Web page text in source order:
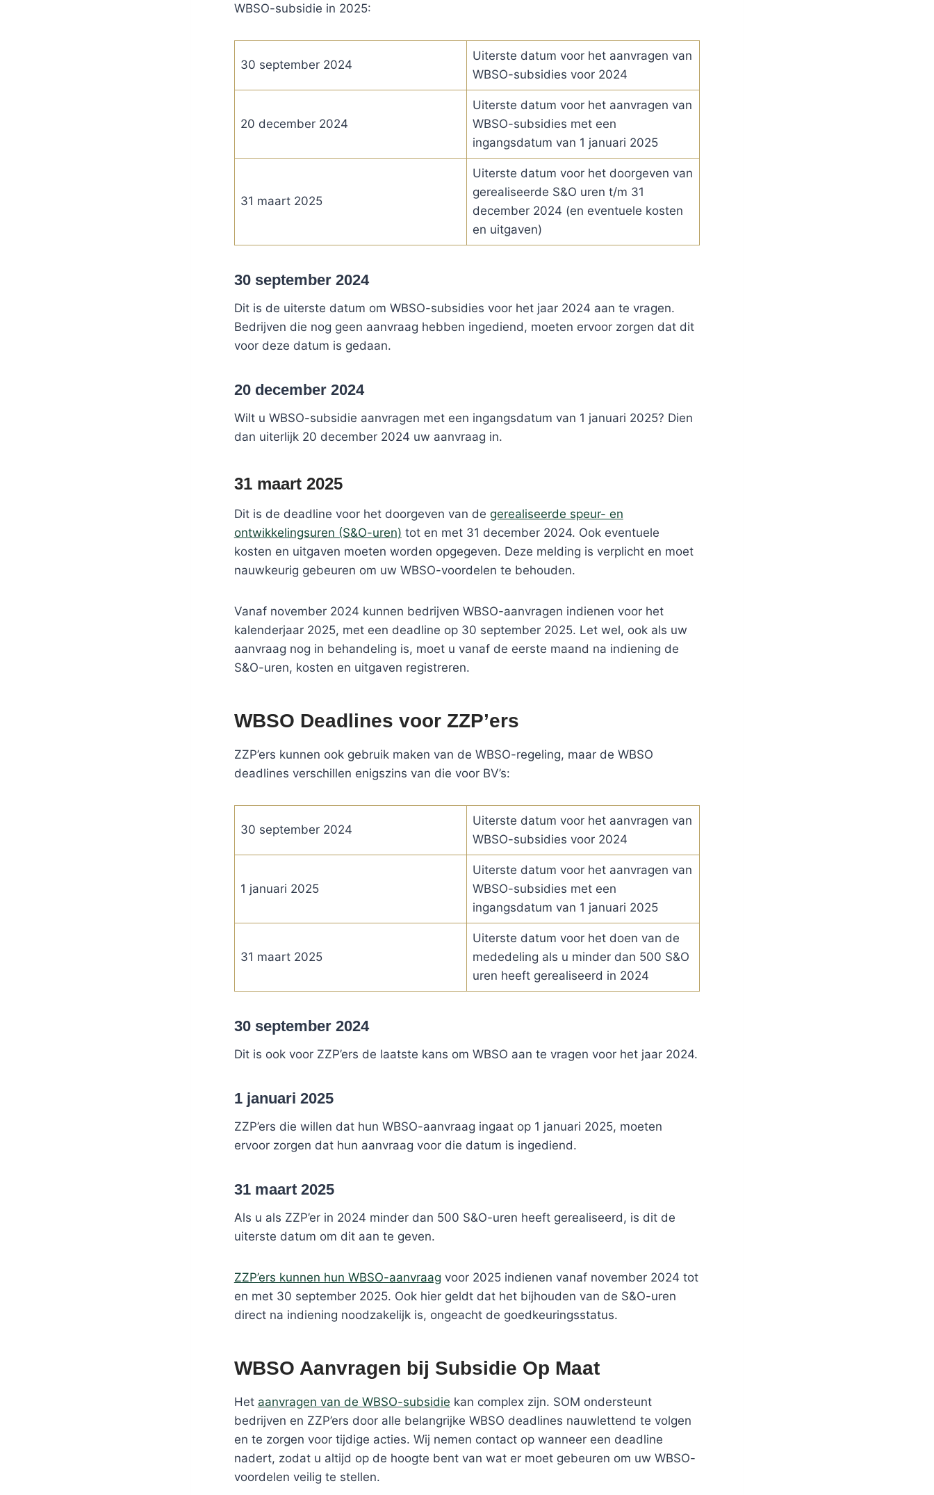
WBSO-subsidie in 2025:
30 september 2024
Uiterste datum voor het aanvragen van
WBSO-subsidies voor 2024
20 december 2024
Uiterste datum voor het aanvragen van
WBSO-subsidies met een
ingangsdatum van 1 januari 2025
31 maart 2025
Uiterste datum voor het doorgeven van
gerealiseerde S&O uren t/m 31
december 2024 (en eventuele kosten
en uitgaven)
30 september 2024
Dit is de uiterste datum om WBSO-subsidies voor het jaar 2024 aan te vragen.
Bedrijven die nog geen aanvraag hebben ingediend, moeten ervoor zorgen dat dit
voor deze datum is gedaan.
20 december 2024
Wilt u WBSO-subsidie aanvragen met een ingangsdatum van 1 januari 2025? Dien
dan uiterlijk 20 december 2024 uw aanvraag in.
31 maart 2025
Dit is de deadline voor het doorgeven van de gerealiseerde speur- en
ontwikkelingsuren (S&O-uren) tot en met 31 december 2024. Ook eventuele
kosten en uitgaven moeten worden opgegeven. Deze melding is verplicht en moet
nauwkeurig gebeuren om uw WBSO-voordelen te behouden.
Vanaf november 2024 kunnen bedrijven WBSO-aanvragen indienen voor het
kalenderjaar 2025, met een deadline op 30 september 2025. Let wel, ook als uw
aanvraag nog in behandeling is, moet u vanaf de eerste maand na indiening de
S&O-uren, kosten en uitgaven registreren.
WBSO Deadlines voor ZZP’ers
ZZP’ers kunnen ook gebruik maken van de WBSO-regeling, maar de WBSO
deadlines verschillen enigszins van die voor BV’s:
30 september 2024
Uiterste datum voor het aanvragen van
WBSO-subsidies voor 2024
1 januari 2025
Uiterste datum voor het aanvragen van
WBSO-subsidies met een
ingangsdatum van 1 januari 2025
31 maart 2025
Uiterste datum voor het doen van de
mededeling als u minder dan 500 S&O
uren heeft gerealiseerd in 2024
30 september 2024
Dit is ook voor ZZP’ers de laatste kans om WBSO aan te vragen voor het jaar 2024.
1 januari 2025
ZZP’ers die willen dat hun WBSO-aanvraag ingaat op 1 januari 2025, moeten
ervoor zorgen dat hun aanvraag voor die datum is ingediend.
31 maart 2025
Als u als ZZP’er in 2024 minder dan 500 S&O-uren heeft gerealiseerd, is dit de
uiterste datum om dit aan te geven.
ZZP’ers kunnen hun WBSO-aanvraag voor 2025 indienen vanaf november 2024 tot
en met 30 september 2025. Ook hier geldt dat het bijhouden van de S&O-uren
direct na indiening noodzakelijk is, ongeacht de goedkeuringsstatus.
WBSO Aanvragen bij Subsidie Op Maat
Het aanvragen van de WBSO-subsidie kan complex zijn. SOM ondersteunt
bedrijven en ZZP’ers door alle belangrijke WBSO deadlines nauwlettend te volgen
en te zorgen voor tijdige acties. Wij nemen contact op wanneer een deadline
nadert, zodat u altijd op de hoogte bent van wat er moet gebeuren om uw WBSO-
voordelen veilig te stellen.